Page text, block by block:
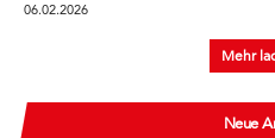
06.02.2026
Mehr
Neue